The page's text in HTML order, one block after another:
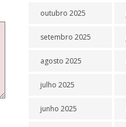
outubro 2025
setembro 2025
agosto 2025
julho 2025
junho 2025